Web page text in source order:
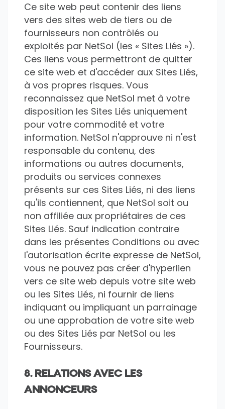
Ce site web peut contenir des liens
vers des sites web de tiers ou de
fournisseurs non contrôlés ou
exploités par NetSol (les « Sites Liés »).
Ces liens vous permettront de quitter
ce site web et d'accéder aux Sites Liés,
à vos propres risques. Vous
reconnaissez que NetSol met à votre
disposition les Sites Liés uniquement
pour votre commodité et votre
information. NetSol n'approuve ni n'est
responsable du contenu, des
informations ou autres documents,
produits ou services connexes
présents sur ces Sites Liés, ni des liens
qu'ils contiennent, que NetSol soit ou
non affiliée aux propriétaires de ces
Sites Liés. Sauf indication contraire
dans les présentes Conditions ou avec
l'autorisation écrite expresse de NetSol,
vous ne pouvez pas créer d'hyperlien
vers ce site web depuis votre site web
ou les Sites Liés, ni fournir de liens
indiquant ou impliquant un parrainage
ou une approbation de votre site web
ou des Sites Liés par NetSol ou les
Fournisseurs.
8. RELATIONS AVEC LES
ANNONCEURS